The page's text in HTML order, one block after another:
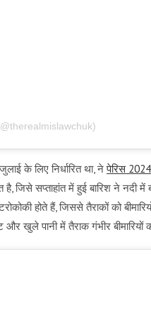
के लिए निर्धारित था, नेपेरिस
सप्ताहांत में हुई बारिश ने नदी में
होते हैं, जिससे तैराकों को
खुले पानी में तैराक गंभीर बीमारियों